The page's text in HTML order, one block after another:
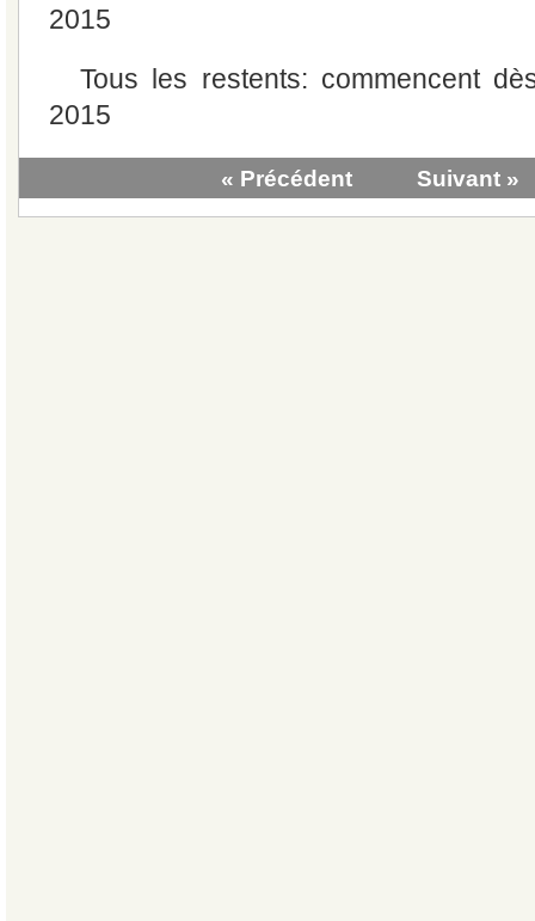
2015
Tous les restents: commencent
2015
« Précédent Suivant »